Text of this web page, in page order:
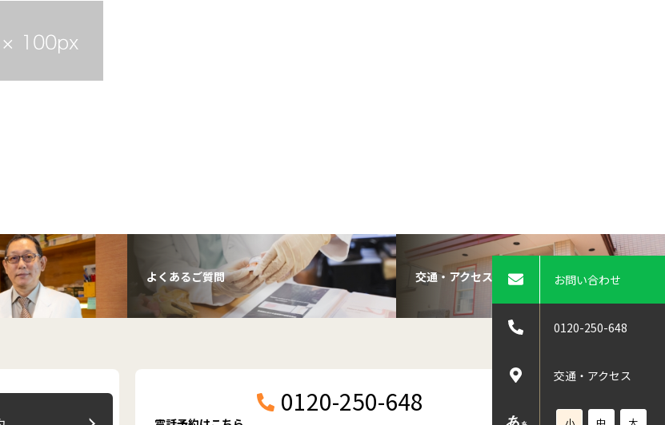
お問い合わせ
0120-250-648
交通・アクセス
小 中 大
よくあるご質問 交通・アクセス
0120-250-648